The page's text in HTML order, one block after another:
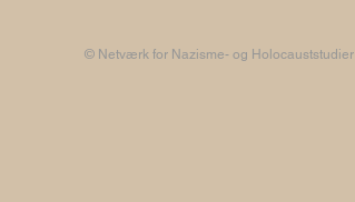
© Netværk for Nazisme- og Holocauststudier